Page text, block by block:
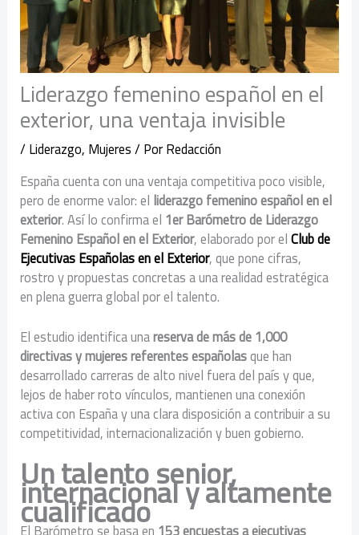
Liderazgo femenino español en el
exterior, una ventaja invisible
/Liderazgo, Mujeres/ PorRedacción
España cuenta con una ventaja competitiva poco visible,
pero de enorme valor: el liderazgo femenino español en el
exterior. Así lo confirma el 1er Barómetro de Liderazgo
Femenino Español en el Exterior, elaborado por elClub de
Ejecutivas Españolas en el Exterior, que pone cifras,
rostro y propuestas concretas a una realidad estratégica
en plena guerra global por el talento.
El estudio identifica unareserva de más de 1,000
directivas y mujeres referentes españolasque han
desarrollado carreras de alto nivel fuera del país y que,
lejos de haber roto vínculos, mantienen una conexión
activa con España y una clara disposición a contribuir a su
competitividad, internacionalización y buen gobierno.
Un talento senior,
internacional y altamente
cualificado